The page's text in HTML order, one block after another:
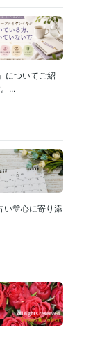
についてご紹
...
い💛心に寄り添